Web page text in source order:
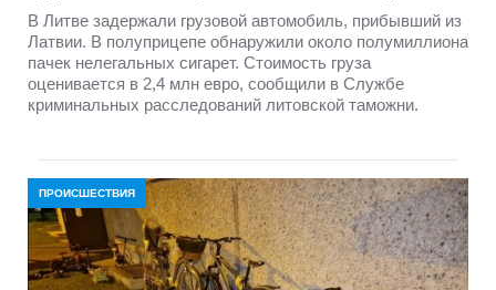
В Литве задержали грузовой автомобиль, прибывший из
Латвии. В полуприцепе обнаружили около полумиллиона
пачек нелегальных сигарет. Стоимость груза
оценивается в 2,4 млн евро, сообщили в Службе
криминальных расследований литовской таможни.
ПРОИСШЕСТВИЯ